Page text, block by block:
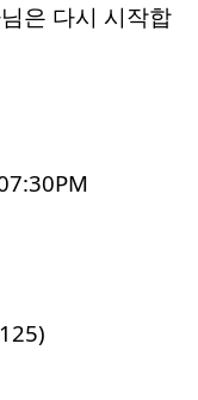
은 다시 시작합